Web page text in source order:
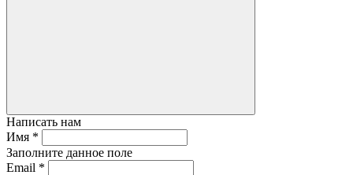
Написать нам
Имя *
Заполните данное поле
Email *